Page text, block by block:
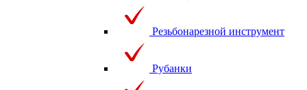
Резьбонарезной инструмент
Рубанки